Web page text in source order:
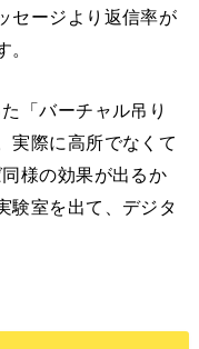
セージより返信率が
「バーチャル吊り
実際に高所でなくて
様の効果が出るか
験室を出て、デジタ